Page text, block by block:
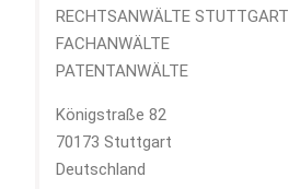
RECHTSANWÄLTE STUTTGART
FACHANWÄLTE
PATENTANWÄLTE
Königstraße 82
70173 Stuttgart
Deutschland